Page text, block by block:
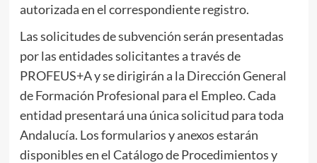
autorizada en el correspondiente registro.
Las solicitudes de subvención serán presentadas
por las entidades solicitantes a través de
PROFEUS+A y se dirigirán a la Dirección General
de Formación Profesional para el Empleo. Cada
entidad presentará una única solicitud para toda
Andalucía. Los formularios y anexos estarán
disponibles en el Catálogo de Procedimientos y